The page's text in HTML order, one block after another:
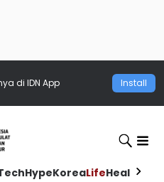
di IDN App Install
HypeKoreaLifeHealth